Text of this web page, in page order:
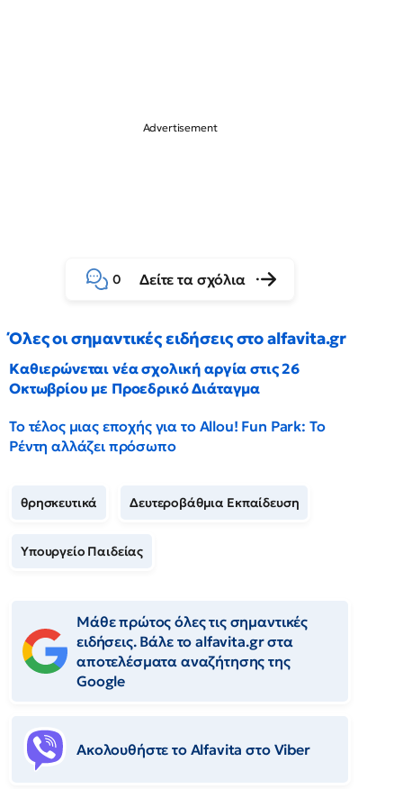
0 Δείτε τα σχόλια
Όλες οι σημαντικές ειδήσεις στο alfavita.gr
Καθιερώνεται νέα σχολική αργία στις 26
Οκτωβρίου με Προεδρικό Διάταγμα
Το τέλος μιας εποχής για το Allou! Fun Park: Το
Ρέντη αλλάζει πρόσωπο
θρησκευτικά Δευτεροβάθμια Εκπαίδευση
Υπουργείο Παιδείας
Μάθε πρώτος όλες τις σημαντικές
ειδήσεις. Βάλε το alfavita.gr στα
αποτελέσματα αναζήτησης της
Google
Ακολουθήστε το Αlfavita στο Viber